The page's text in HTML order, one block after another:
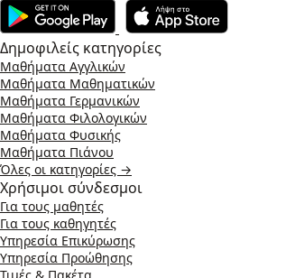
Δημοφιλείς κατηγορίες
Μαθήματα Αγγλικών
Μαθήματα Μαθηματικών
Μαθήματα Γερμανικών
Μαθήματα Φιλολογικών
Μαθήματα Φυσικής
Μαθήματα Πιάνου
Όλες οι κατηγορίες →
Χρήσιμοι σύνδεσμοι
Για τους μαθητές
Για τους καθηγητές
Υπηρεσία Επικύρωσης
Υπηρεσία Προώθησης